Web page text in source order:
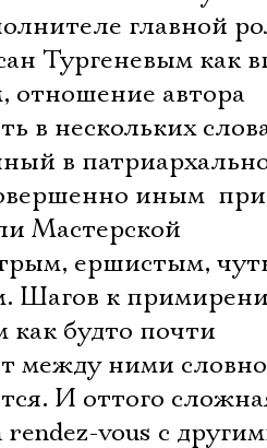
главной
Тургеневым как
отношение автора
в нескольких
в
иным 
Мастерской
ершистым,
Шагов к
как будто почти
между ними словно
И оттого
vous с